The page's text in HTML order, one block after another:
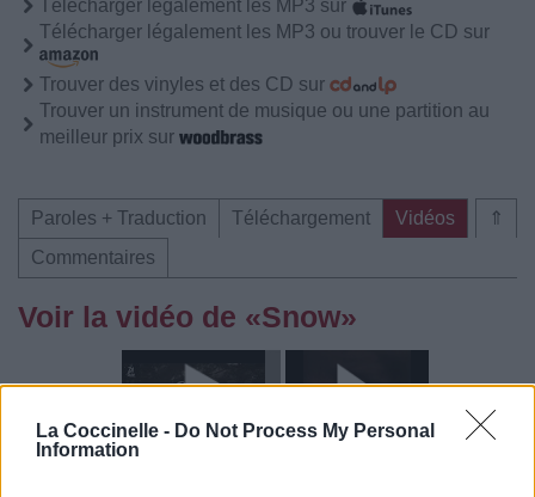
La Coccinelle - Do Not Process My Personal
Information
Télécharger légalement les MP3 sur
Télécharger légalement les MP3 ou trouver le CD sur
Trouver des vinyles et des CD sur
Trouver un instrument de musique ou une partition au
meilleur prix sur
⇑
Paroles + Traduction Téléchargement
Vidéos
Commentaires
Voir la vidéo de «Snow»